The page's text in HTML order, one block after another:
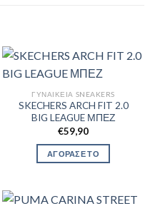
ΓΥΝΑΙΚΕΊΑ SNEAKERS
SKECHERS ARCH FIT 2.0
BIG LEAGUE ΜΠΕΖ
€59,90
ΑΓΟΡΑΣΕ ΤΟ